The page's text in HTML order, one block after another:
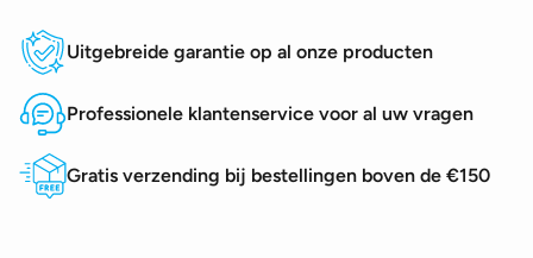
Uitgebreide garantie op al onze producten
Professionele klantenservice voor al uw vragen
Gratis verzending bij bestellingen boven de €150